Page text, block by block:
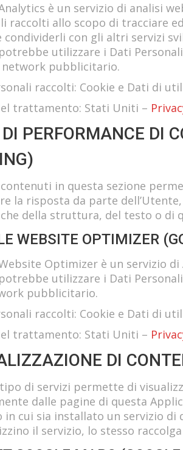
è un servizio di analisi
raccolti allo scopo di tracciare
condividerli con gli altri servizi
utilizzare i Dati
pubblicitario.
raccolti: Cookie e Dati di
trattamento: Stati Uniti –
PERFORMANCE DI
contenuti in questa sezione
la risposta da parte
della struttura, del testo o di
WEBSITE OPTIMIZER
Optimizer è un servizio
utilizzare i Dati
pubblicitario.
raccolti: Cookie e Dati di
trattamento: Stati Uniti –
DI
di servizi permette di
dalle pagine di questa
in cui sia installato un servizio
il servizio, lo stesso